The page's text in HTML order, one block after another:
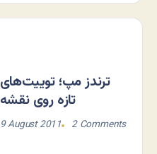
ترندز مپ؛ توییت‌های
تازه روی نقشه
9 August 2011 2 Comments